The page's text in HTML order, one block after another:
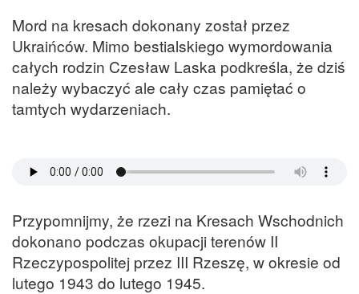
Mord na kresach dokonany został przez
Ukraińców. Mimo bestialskiego wymordowania
całych rodzin Czesław Laska podkreśla, że dziś
należy wybaczyć ale cały czas pamiętać o
tamtych wydarzeniach.
Przypomnijmy, że rzezi na Kresach Wschodnich
dokonano podczas okupacji terenów II
Rzeczypospolitej przez III Rzeszę, w okresie od
lutego 1943 do lutego 1945.